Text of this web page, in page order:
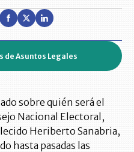
de Asuntos Legales
sobre quién será el
Nacional Electoral,
Heriberto Sanabria,
hasta pasadas las